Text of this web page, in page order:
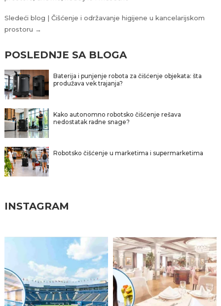
Sledeći blog | Čišćenje i održavanje higijene u kancelarijskom
prostoru →
POSLEDNJE SA BLOGA
Baterija i punjenje robota za čišćenje objekata: šta
produžava vek trajanja?
Kako autonomno robotsko čišćenje rešava
nedostatak radne snage?
Robotsko čišćenje u marketima i supermarketima
INSTAGRAM